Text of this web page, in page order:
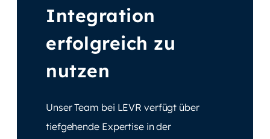
Integration
erfolgreich zu
nutzen
Unser Team bei LEVR verfügt über
tiefgehende Expertise in der